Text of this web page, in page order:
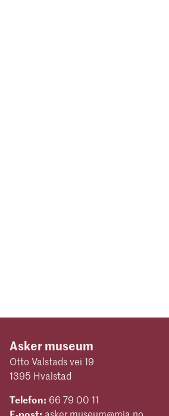
Asker museum
Otto Valstads vei 19
1395 Hvalstad
Telefon: 66 79 00 11